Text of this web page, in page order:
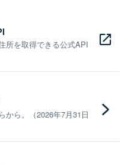
所を取得できる公式API
から。（2026年7月31日